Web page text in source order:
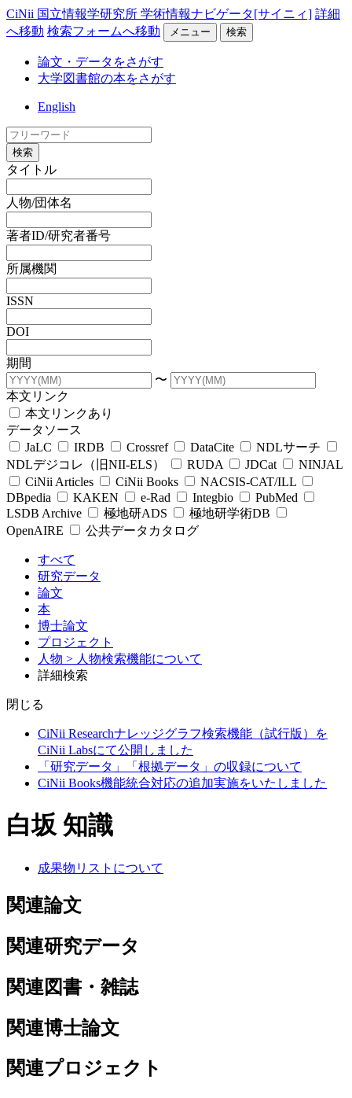
CiNii 国立情報学研究所 学術情報ナビゲータ[サイニィ] 詳細
へ移動 検索フォームへ移動 メニュー 検索
論文・データをさがす
大学図書館の本をさがす
English
検索
タイトル
人物/団体名
著者ID/研究者番号
所属機関
ISSN
DOI
期間
〜
本文リンク
本文リンクあり
データソース
JaLC
IRDB Crossref DataCite
NDLサーチ
NDLデジコレ（旧NII-ELS）
RUDA JDCat
NINJAL
CiNii Articles
CiNii Books
NACSIS-CAT/ILL
DBpedia
KAKEN e-Rad Integbio
PubMed
LSDB Archive
極地研ADS
極地研学術DB
OpenAIRE
公共データカタログ
すべて
研究データ
論文
本
博士論文
プロジェクト
人物 > 人物検索機能について
詳細検索
閉じる
CiNii Researchナレッジグラフ検索機能（試行版）を
CiNii Labsにて公開しました
「研究データ」「根拠データ」の収録について
CiNii Books機能統合対応の追加実施をいたしました
白坂 知識
成果物リストについて
関連論文
関連研究データ
関連図書・雑誌
関連博士論文
関連プロジェクト